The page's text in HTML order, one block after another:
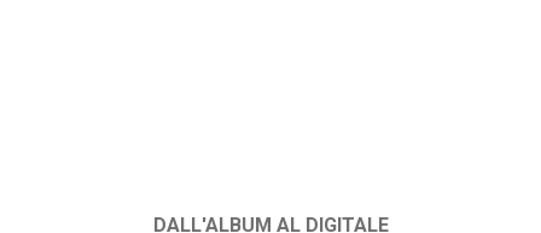
DALL'ALBUM AL DIGITALE